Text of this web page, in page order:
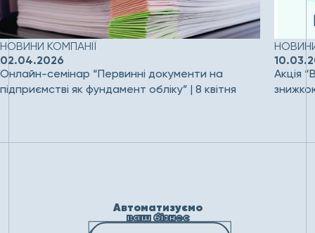
НОВИНИ КОМПАНІЇ
02.04.2026
Онлайн-семінар “Первинні документи на
підприємстві як фундамент обліку” | 8 квітня
Акція
Автоматизуємо
ваш бізнес